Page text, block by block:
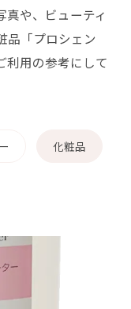
真や、ビューティ
品「プロシェン
利用の参考にして
化粧品